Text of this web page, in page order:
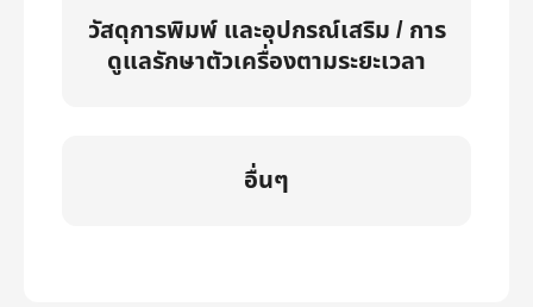
วัสดุการพิมพ์ และอุปกรณ์เสริม / การ
ดูแลรักษาตัวเครื่องตามระยะเวลา
อื่นๆ